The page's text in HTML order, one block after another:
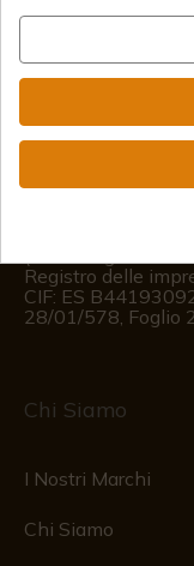
info@aceros-de-
Informazioni per il
Dal lunedì al
Registro delle
CIF: ES
28/01/578, Foglio
Chi Siamo
I Nostri Marchi
Chi Siamo